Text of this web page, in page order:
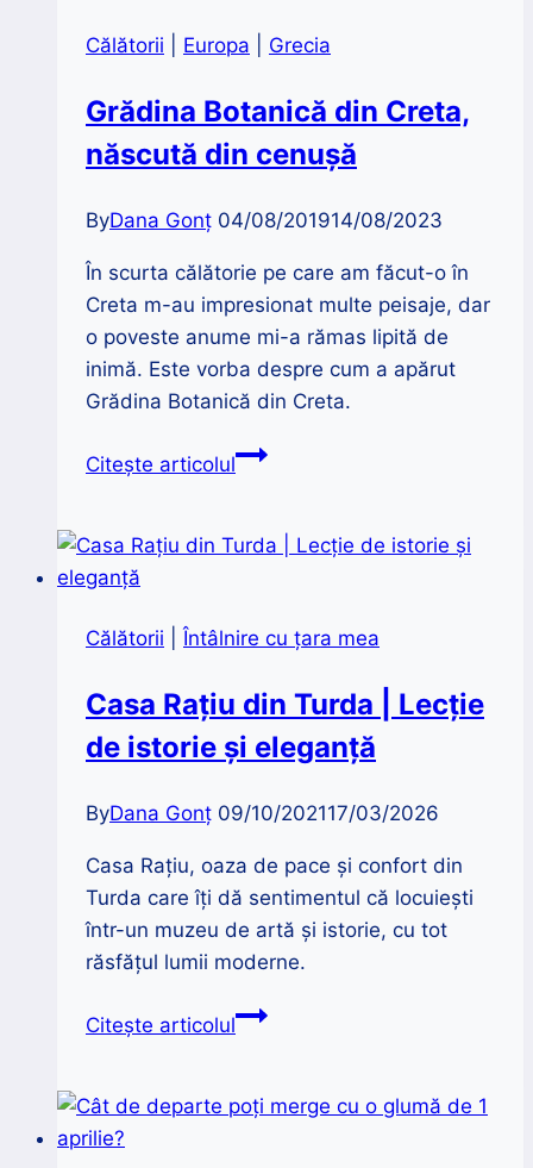
Călătorii Europa Grecia
Grădina Botanică din Creta,
născută din cenuşă
ByDana Gonț 04/08/201914/08/2023
În scurta călătorie pe care am făcut-o în
Creta m-au impresionat multe peisaje, dar
o poveste anume mi-a rămas lipită de
inimă. Este vorba despre cum a apărut
Grădina Botanică din Creta.
Citește articolulGrădina
Creta,
cenuşă
Călătorii |Întâlnire cu țara mea
Casa Rațiu din Turda | Lecție
de istorie și eleganță
ByDana Gonț 09/10/202117/03/2026
Casa Rațiu, oaza de pace și confort din
Turda care îți dă sentimentul că locuiești
într-un muzeu de artă și istorie, cu tot
răsfățul lumii moderne.
Citește articolulCasa
Turda